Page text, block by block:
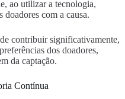
ao utilizar a tecnologia,
com a causa.
contribuir significativamente,
dos doadores,
da captação.
Contínua